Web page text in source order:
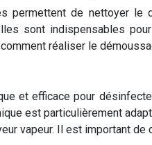
permettent de nettoyer
sont indispensables
réaliser le
et efficace pour
est particulièrement
vapeur. Il est important